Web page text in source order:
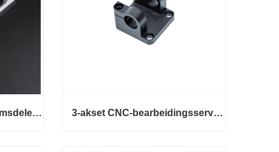
Produksjon av aluminiumsdeler med spesialtilpasset metallbase 3-akset CNC-bearbeidingsservice Aluminium presisjonsdeler